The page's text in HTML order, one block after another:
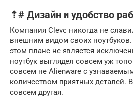
⇡# Дизайн и удобство
Компания Clevo никогда не
внешним видом своих
этом плане не является
ноутбук выглядел совсем уж
совсем не Alienware с
количеством приятных деталей.
совсем другая.